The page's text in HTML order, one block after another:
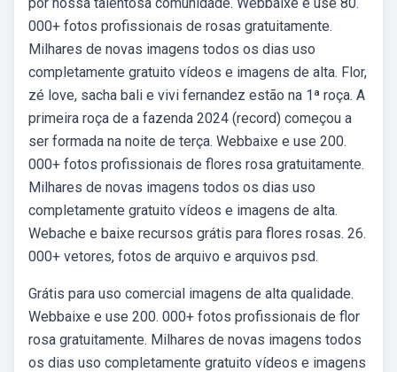
000+ fotos profissionais de rosas gratuitamente.
Milhares de novas imagens todos os dias uso
completamente gratuito vídeos e imagens de alta. Flor,
zé love, sacha bali e vivi fernandez estão na 1ª roça. A
primeira roça de a fazenda 2024 (record) começou a
ser formada na noite de terça. Webbaixe e use 200.
000+ fotos profissionais de flores rosa gratuitamente.
Milhares de novas imagens todos os dias uso
completamente gratuito vídeos e imagens de alta.
Webache e baixe recursos grátis para flores rosas. 26.
000+ vetores, fotos de arquivo e arquivos psd.
Grátis para uso comercial imagens de alta qualidade.
Webbaixe e use 200. 000+ fotos profissionais de flor
rosa gratuitamente. Milhares de novas imagens todos
os dias uso completamente gratuito vídeos e imagens